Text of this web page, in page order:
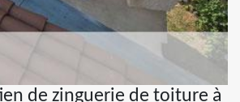
de zinguerie de toiture à